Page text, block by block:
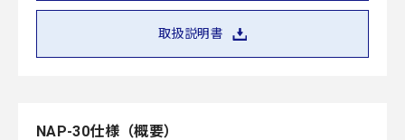
取扱説明書
NAP-30仕様（概要）